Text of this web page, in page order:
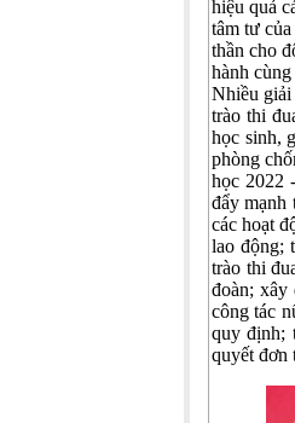
hiệu quả
tâm tư
thần cho
hành
Nhiều giải
trào thi
học sinh,
phòng
học 2022
đẩy mạnh
các hoạt
lao động;
trào thi
đoàn; xây
công tác
quy định;
quyết đơn